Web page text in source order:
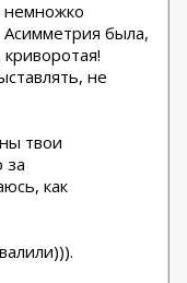
немножко
Асимметрия была,
не
твои
за
как